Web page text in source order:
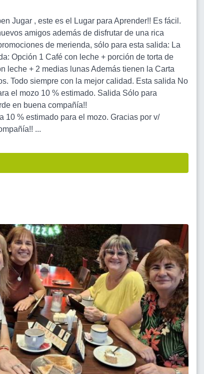
Jugar , este es el Lugar para Aprender!! Es fácil.
amigos además de disfrutar de una rica
de merienda, sólo para esta salida: La
Opción 1 Café con leche + porción de torta de
leche + 2 medias lunas Además tienen la Carta
Todo siempre con la mejor calidad. Esta salida No
el mozo 10 % estimado. Salida Sólo para
en buena compañía!!
10 % estimado para el mozo. Gracias por v/
...